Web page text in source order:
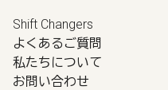
Shift Changers
よくあるご質問
私たちについて
お問い合わせ